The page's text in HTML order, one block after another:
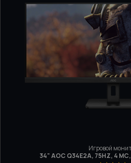
Игровой
34" AOC Q34E2A, 75HZ, 4 МС,